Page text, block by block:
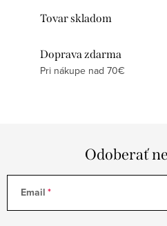
Tovar skladom
Doprava zdarma
Pri nákupe nad 70€
Odoberať
Email